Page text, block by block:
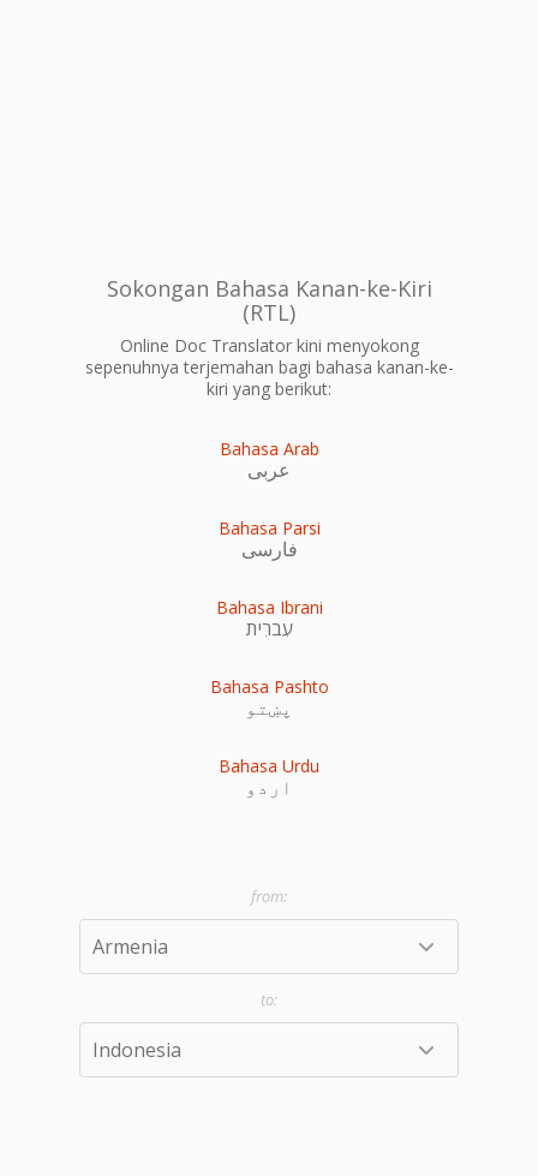
Sokongan Bahasa Kanan-ke-Kiri
(RTL)
Online Doc Translator kini menyokong
sepenuhnya terjemahan bagi bahasa kanan-ke-
kiri yang berikut:
Bahasa Arab
عربى
Bahasa Parsi
فارسی
Bahasa Ibrani
עִברִית
Bahasa Pashto
پښتو
Bahasa Urdu
اردو